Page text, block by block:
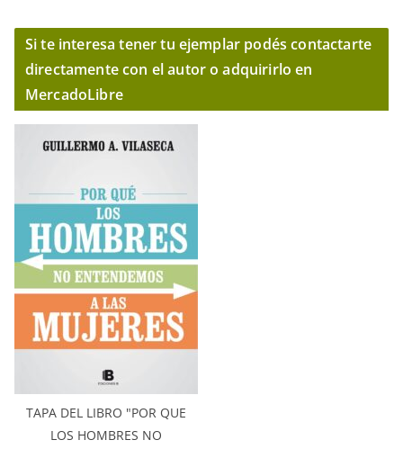
Si te interesa tener tu ejemplar podés contactarte
directamente con el autor o adquirirlo en
MercadoLibre
TAPA DEL LIBRO "POR QUE
LOS HOMBRES NO